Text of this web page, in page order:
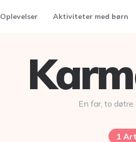
Oplevelser Aktiviteter med børn
En far, to
1